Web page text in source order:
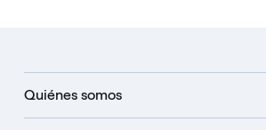
Quiénes somos